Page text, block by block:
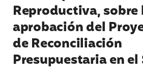
Reproductiva, sobre
aprobación del
de Reconciliación
Presupuestaria en el